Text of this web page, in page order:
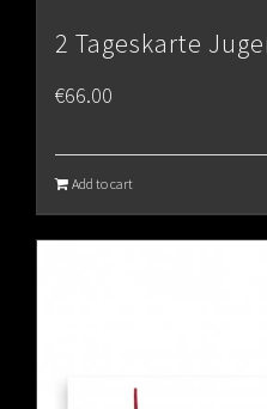
2 Tageskarte
€66.00
Add to cart